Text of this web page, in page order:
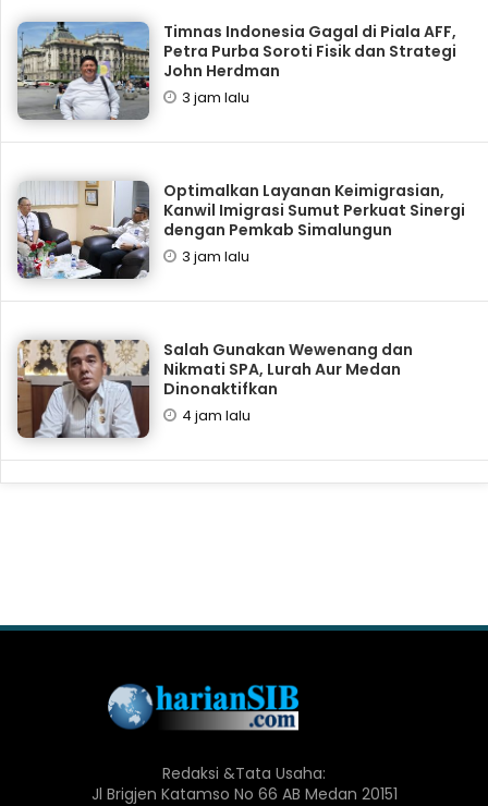
Timnas Indonesia Gagal di Piala AFF,
Petra Purba Soroti Fisik dan Strategi
John Herdman
3 jam lalu
Optimalkan Layanan Keimigrasian,
Kanwil Imigrasi Sumut Perkuat Sinergi
dengan Pemkab Simalungun
3 jam lalu
Salah Gunakan Wewenang dan
Nikmati SPA, Lurah Aur Medan
Dinonaktifkan
4 jam lalu
Redaksi &Tata Usaha:
Jl Brigjen Katamso No 66 AB Medan 20151